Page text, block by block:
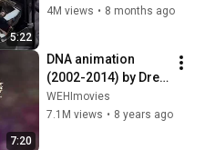
5:22
4M views • 8 months ago
7:20
DNA animation
(2002-2014) by Drew
Berry and Etsuko
Uno wehi.tv
WEHImovies
7.1M views • 8 years ago